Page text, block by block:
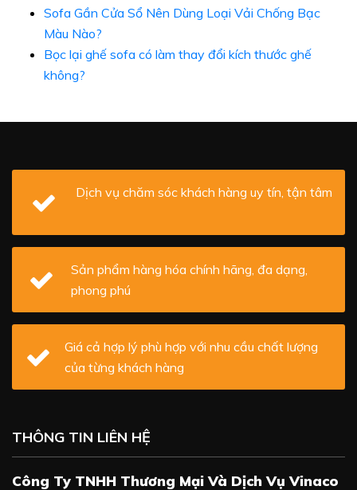
Sofa Gần Cửa Sổ Nên Dùng Loại Vải Chống Bạc
Màu Nào?
Bọc lại ghế sofa có làm thay đổi kích thước ghế
không?
Dịch vụ chăm sóc khách hàng uy tín, tận tâm
Sản phẩm hàng hóa chính hãng, đa dạng,
phong phú
Giá cả hợp lý phù hợp với nhu cầu chất lượng
của từng khách hàng
THÔNG TIN LIÊN HỆ
Công Ty TNHH Thương Mại Và Dịch Vụ Vinaco